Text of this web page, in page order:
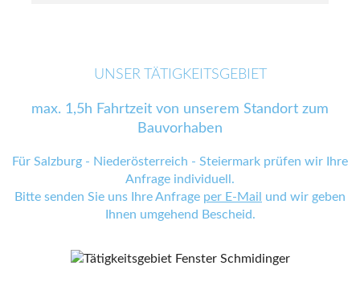
UNSER TÄTIGKEITSGEBIET
max. 1,5h Fahrtzeit von unserem Standort zum
Bauvorhaben
Für Salzburg - Niederösterreich - Steiermark prüfen wir Ihre
Anfrage individuell.
Bitte senden Sie uns Ihre Anfrage per E-Mail
und wir geben
Ihnen umgehend Bescheid.